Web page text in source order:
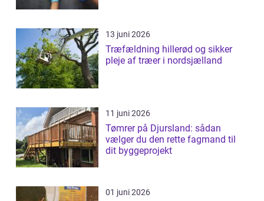
13 juni 2026
Træfældning hillerød og sikker
pleje af træer i nordsjælland
11 juni 2026
Tømrer på Djursland: sådan
vælger du den rette fagmand til
dit byggeprojekt
01 juni 2026